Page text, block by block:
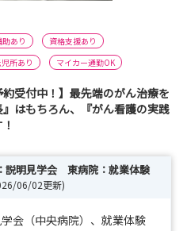
あり
資格支援あり
所あり マイカー通勤OK
約受付中！】最先端のがん治療を
はもちろん、『がん看護の実践
説明見学会 東病院：就業体験
06/02更新)
会（中央病院）、就業体験